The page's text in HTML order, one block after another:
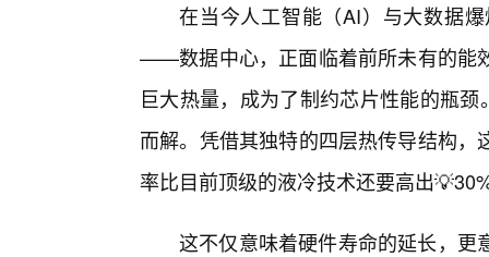
在当今人工智能（AI）与大数据
——数据中心，正面临着前所未有的能
巨大热量，成为了制约芯片性能的瓶
而解。凭借其独特的四层热传导结构
率比目前顶级的液冷技术还要高出
这不仅意味着硬件寿命的延长，更